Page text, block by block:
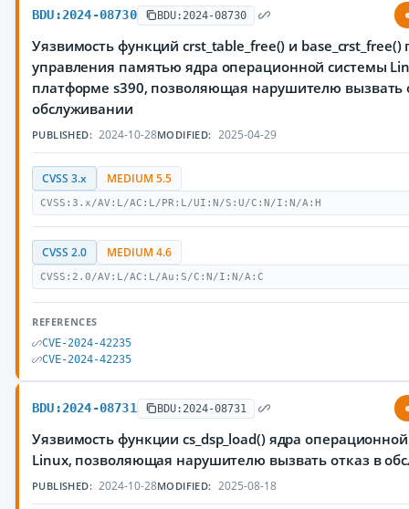
BDU:2024-08730 BDU:2024-08730
Уязвимость функций crst_table_free() и
управления памятью ядра операционной системы
платформе s390, позволяющая нарушителю вызвать
обслуживании
PUBLISHED: 2024-10-28MODIFIED: 2025-04-29
CVSS 3.x MEDIUM 5.5
CVSS:3.x/AV:L/AC:L/PR:L/UI:N/S:U/C:N/I:N/A:H
CVSS 2.0 MEDIUM 4.6
CVSS:2.0/AV:L/AC:L/Au:S/C:N/I:N/A:C
REFERENCES
CVE-2024-42235
CVE-2024-42235
BDU:2024-08731 BDU:2024-08731
Уязвимость функции cs_dsp_load() ядра
Linux, позволяющая нарушителю вызвать отказ в
PUBLISHED: 2024-10-28MODIFIED: 2025-08-18